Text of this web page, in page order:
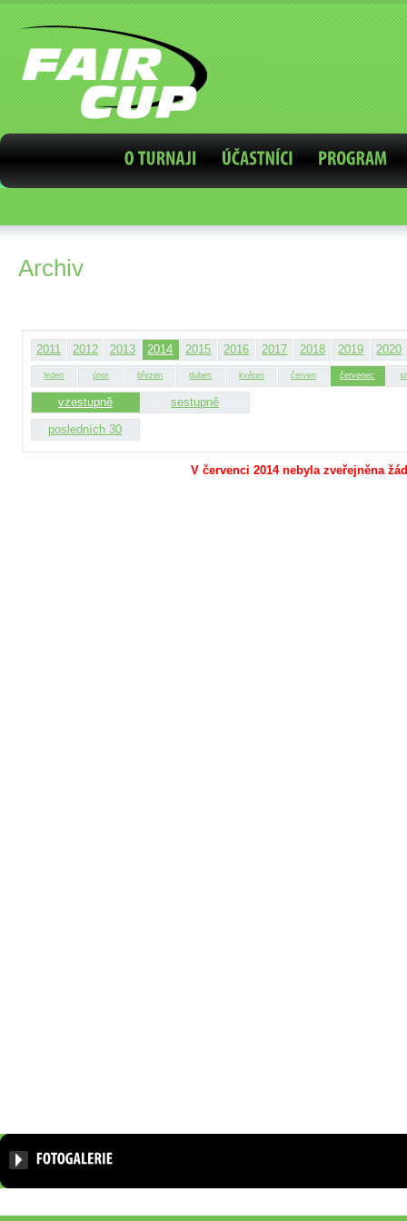
Archiv
2011 2012 2013 2014 2015 2016 2017 2018 2019 2020
leden únor březen duben květen červen červenec
vzestupně
sestupně
posledních 30
V červenci 2014 nebyla zveřejněna